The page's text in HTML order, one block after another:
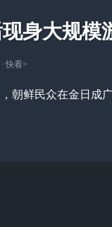
身大规
∙ 快看>
朝鲜民众在金日